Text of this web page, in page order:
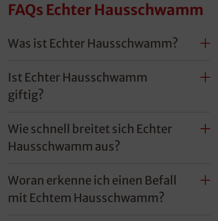
FAQs Echter Hausschwamm
Was ist Echter Hausschwamm?
Ist Echter Hausschwamm
giftig?
Wie schnell breitet sich Echter
Hausschwamm aus?
Woran erkenne ich einen Befall
mit Echtem Hausschwamm?